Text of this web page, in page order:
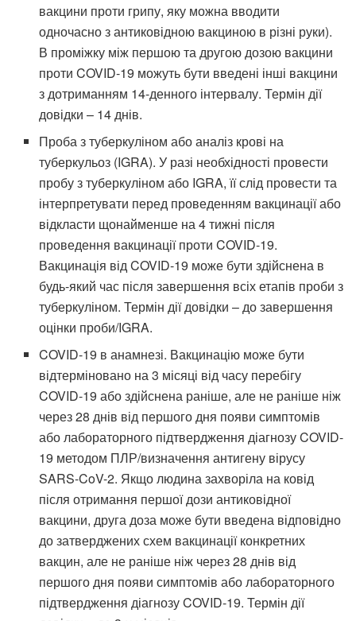
вакцини проти грипу, яку можна вводити
одночасно з антиковідною вакциною в різні руки).
В проміжку між першою та другою дозою вакцини
проти COVID-19 можуть бути введені інші вакцини
з дотриманням 14-денного інтервалу. Термін дії
довідки – 14 днів.
Проба з туберкуліном або аналіз крові на
туберкульоз (IGRA). У разі необхідності провести
пробу з туберкуліном або IGRA, її слід провести та
інтерпретувати перед проведенням вакцинації або
відкласти щонайменше на 4 тижні після
проведення вакцинації проти COVID-19.
Вакцинація від COVID-19 може бути здійснена в
будь-який час після завершення всіх етапів проби з
туберкуліном. Термін дії довідки – до завершення
оцінки проби/IGRA.
COVID-19 в анамнезі. Вакцинацію може бути
відтерміновано на 3 місяці від часу перебігу
COVID-19 або здійснена раніше, але не раніше ніж
через 28 днів від першого дня появи симптомів
або лабораторного підтвердження діагнозу COVID-
19 методом ПЛР/визначення антигену вірусу
SARS-CoV-2. Якщо людина захворіла на ковід
після отримання першої дози антиковідної
вакцини, друга доза може бути введена відповідно
до затверджених схем вакцинації конкретних
вакцин, але не раніше ніж через 28 днів від
першого дня появи симптомів або лабораторного
підтвердження діагнозу COVID-19. Термін дії